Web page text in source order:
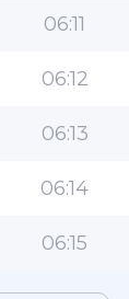
06:11
06:12
06:13
06:14
06:15